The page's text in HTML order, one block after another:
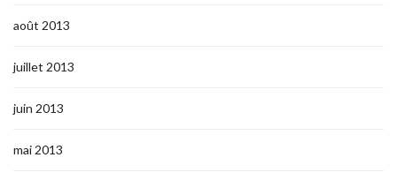
août 2013
juillet 2013
juin 2013
mai 2013